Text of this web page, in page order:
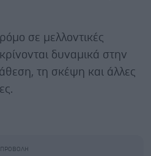
σε μελλοντικές
δυναμικά στην
τη σκέψη και άλλες